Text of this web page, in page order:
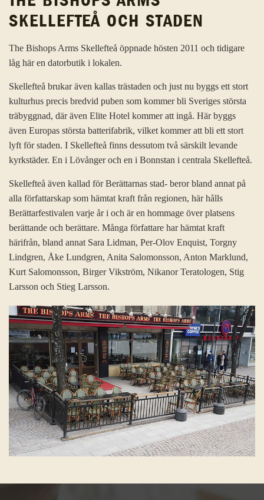
SKELLEFTEÅ OCH STADEN
The Bishops Arms Skellefteå öppnade hösten 2011 och tidigare
låg här en datorbutik i lokalen.
Skellefteå brukar även kallas trästaden och just nu byggs ett stort
kulturhus precis bredvid puben som kommer bli Sveriges största
träbyggnad, där även Elite Hotel kommer att ingå. Här byggs
även Europas största batterifabrik, vilket kommer att bli ett stort
lyft för staden. I Skellefteå finns dessutom två särskilt levande
kyrkstäder. En i Lövånger och en i Bonnstan i centrala Skellefteå.
Skellefteå även kallad för Berättarnas stad- beror bland annat på
alla författarskap som hämtat kraft från regionen, här hålls
Berättarfestivalen varje år i och är en hommage över platsens
berättande och berättare. Många författare har hämtat kraft
härifrån, bland annat Sara Lidman, Per-Olov Enquist, Torgny
Lindgren, Åke Lundgren, Anita Salomonsson, Anton Marklund,
Kurt Salomonsson, Birger Vikström, Nikanor Teratologen, Stig
Larsson och Stieg Larsson.